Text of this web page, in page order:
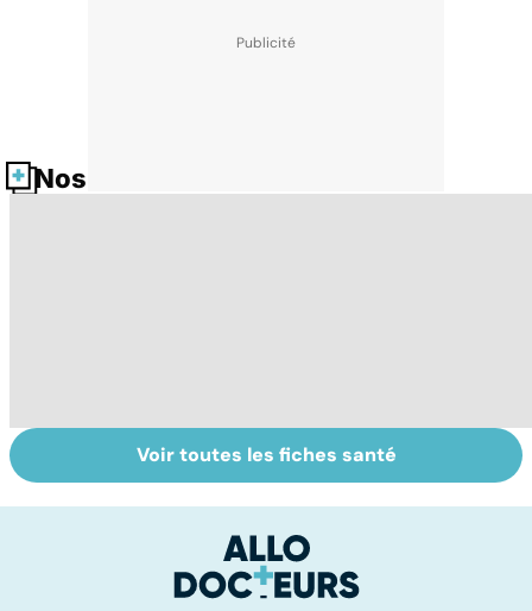
Nos fiches santé
HPV : tout savoir
sur les
Tout savoir sur le
cerveau
Voir toutes les fiches santé